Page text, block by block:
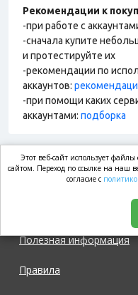
Рекомендации к
-при работе с
-сначала купите
и протестируйте их
-рекомендации по
аккаунтов:
-при помощи каких
аккаунтами: подборка
Полезная информация
Правила
Этот веб-сайт использует
сайтом. Переход по ссылке на наш
согласие с